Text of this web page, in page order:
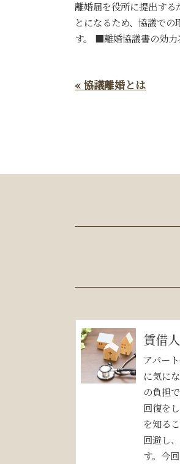
離婚届を役所に提出する
とになるため、協議で
す。 ■離婚協議書の効
« 協議離婚とは
賃借
アパー
に気に
の負担
回復を
を知る
回避し
す。今